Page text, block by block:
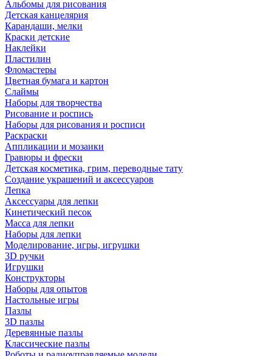
Альбомы для рисования
Детская канцелярия
Карандаши, мелки
Краски детские
Наклейки
Пластилин
Фломастеры
Цветная бумага и картон
Слаймы
Наборы для творчества
Рисование и роспись
Наборы для рисования и росписи
Раскраски
Аппликации и мозаики
Гравюры и фрески
Детская косметика, грим, переводные тату
Создание украшений и аксессуаров
Лепка
Аксессуары для лепки
Кинетический песок
Масса для лепки
Наборы для лепки
Моделирование, игры, игрушки
3D ручки
Игрушки
Конструкторы
Наборы для опытов
Настольные игры
Пазлы
3D пазлы
Деревянные пазлы
Классические пазлы